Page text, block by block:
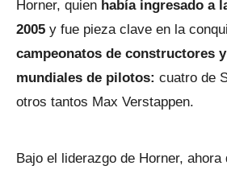
Horner, quien había ingresado a
2005 y fue pieza clave en la
campeonatos de constructores
mundiales de pilotos: cuatro de
otros tantos Max Verstappen.
Bajo el liderazgo de Horner, ahora